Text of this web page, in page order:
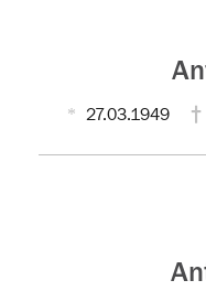
27.03.1949